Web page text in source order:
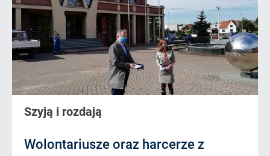
Szyją i rozdają
Wolontariusze oraz harcerze z